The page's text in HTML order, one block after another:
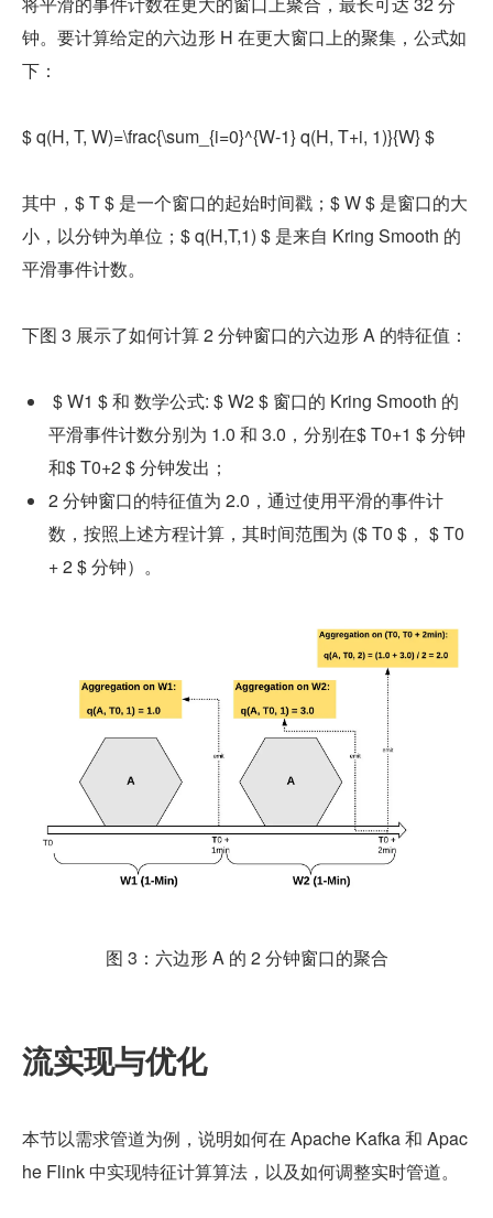
钟。要计算给定的六边形 H 在更大窗口上的聚集，公式如
下：
$ q(H, T, W)=\frac{\sum_{i=0}^{W-1} q(H, T+i, 1)}{W} $
其中， $ T $ 是一个窗口的起始时间戳； $ W $ 是窗口的大
小，以分钟为单位； $ q(H,T,1) $ 是来自 Kring Smooth 的
平滑事件计数。
下图 3 展示了如何计算 2 分钟窗口的六边形 A 的特征值：
$ W1 $ 和 数学公式: $ W2 $ 窗口的 Kring Smooth 的
平滑事件计数分别为 1.0 和 3.0，分别在$ T0+1 $ 分钟
和$ T0+2 $ 分钟发出；
2 分钟窗口的特征值为 2.0，通过使用平滑的事件计
数，按照上述方程计算，其时间范围为 ($ T0 $ ， $ T0
+ 2 $ 分钟）。
图 3：六边形 A 的 2 分钟窗口的聚合
流实现与优化
本节以需求管道为例，说明如何在 Apache Kafka 和 Apac
he Flink 中实现特征计算算法，以及如何调整实时管道。